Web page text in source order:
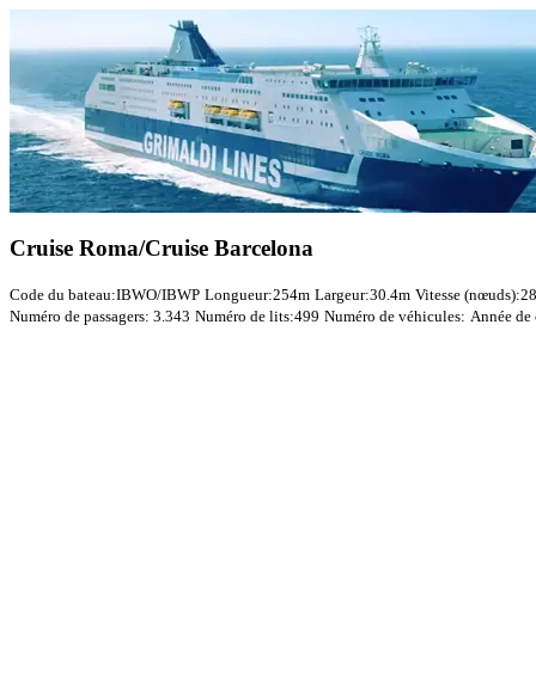
Cruise Roma/Cruise Barcelona
Code du bateau:IBWO/IBWP Longueur:254m Largeur:30.4m Vitesse (nœuds):28
Numéro de passagers: 3.343 Numéro de lits:499 Numéro de véhicules: Année